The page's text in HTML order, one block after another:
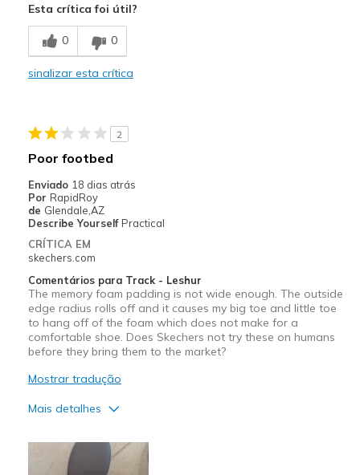
Comfortable
Lace up
Travel
Width
Feels true to width
Sizing
Esta crítica foi útil?
0 0
sinalizar esta crítica
2
Poor footbed
Enviado 18 dias atrás
Por RapidRoy
de Glendale,AZ
Describe Yourself Practical
CRÍTICA EM
skechers.com
Comentários para Track - Leshur
The memory foam padding is not wide enough. The outside
edge radius rolls off and it causes my big toe and little toe
to hang off of the foam which does not make for a
comfortable shoe. Does Skechers not try these on humans
before they bring them to the market?
Mostrar tradução
Mais detalhes
Poor Cushioning